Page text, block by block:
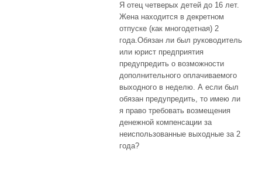
Я отец четверых детей до 16 лет.
Жена находится в декретном
отпуске (как многодетная) 2
года.Обязан ли был руководитель
или юрист предприятия
предупредить о возможности
дополнительного оплачиваемого
выходного в неделю. А если был
обязан предупредить, то имею ли
я право требовать возмещения
денежной компенсации за
неиспользованные выходные за 2
года?